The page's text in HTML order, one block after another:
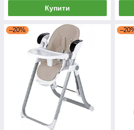
Купити
–20%